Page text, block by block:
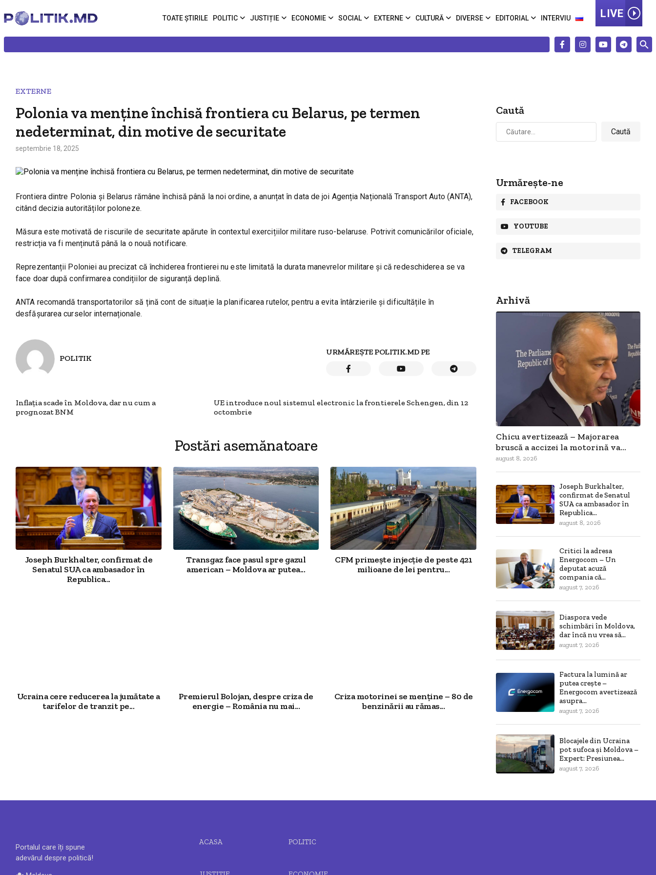
TOATE ȘTIRILE POLITIC JUSTIȚIE ECONOMIE SOCIAL EXTERNE CULTURĂ DIVERSE EDITORIAL INTERVIU LIVE
EXTERNE
Polonia va menține închisă frontiera cu Belarus, pe termen
nedeterminat, din motive de securitate
septembrie 18, 2025
Frontiera dintre Polonia și Belarus rămâne închisă până la noi ordine, a anunțat în data de joi Agenția Națională Transport Auto (ANTA),
citând decizia autorităților poloneze.
Măsura este motivată de riscurile de securitate apărute în contextul exercițiilor militare ruso-belaruse. Potrivit comunicărilor oficiale,
restricția va fi menținută până la o nouă notificare.
Reprezentanții Poloniei au precizat că închiderea frontierei nu este limitată la durata manevrelor militare și că redeschiderea se va
face doar după confirmarea condițiilor de siguranță deplină.
ANTA recomandă transportatorilor să țină cont de situație la planificarea rutelor, pentru a evita întârzierile și dificultățile în
desfășurarea curselor internaționale.
POLITIK
URMĂREȘTE POLITIK.MD PE
Inflația scade în Moldova, dar nu cum a
prognozat BNM
UE introduce noul sistemul electronic la frontierele Schengen, din 12
octombrie
Postări asemănatoare
Joseph Burkhalter, confirmat de
Senatul SUA ca ambasador în
Republica...
Transgaz face pasul spre gazul
american – Moldova ar putea...
CFM primește injecție de peste 421
milioane de lei pentru...
Ucraina cere reducerea la jumătate a
tarifelor de tranzit pe...
Premierul Bolojan, despre criza de
energie – România nu mai...
Criza motorinei se menține – 80 de
benzinării au rămas...
Caută
Caută
după:
Urmărește-ne
FACEBOOK
YOUTUBE
TELEGRAM
Arhivă
Chicu avertizează – Majorarea
bruscă a accizei la motorină va...
august 8, 2026
Joseph Burkhalter,
confirmat de Senatul
SUA ca ambasador în
Republica...
august 8, 2026
Critici la adresa
Energocom – Un
deputat acuză
compania că...
august 7, 2026
Diaspora vede
schimbări în Moldova,
dar încă nu vrea să...
august 7, 2026
Factura la lumină ar
putea crește –
Energocom avertizează
asupra...
august 7, 2026
Blocajele din Ucraina
pot sufoca și Moldova –
Expert: Presiunea...
august 7, 2026
Portalul care îți spune
adevărul despre politică!
ACASA POLITIC